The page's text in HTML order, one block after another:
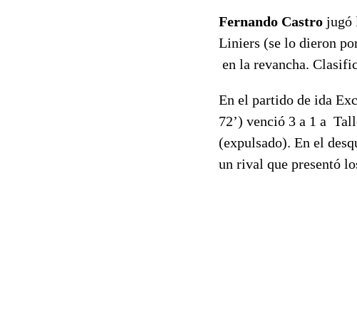
Fernando Castro jugó
Liniers (se lo dieron
en la revancha.
En el partido de ida
72’) venció 3 a 1 a
(expulsado). En el
un rival que presentó